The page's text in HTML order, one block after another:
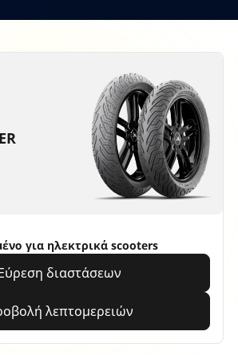
για ηλεκτρικά scooters
διαστάσεων
λεπτομερειών